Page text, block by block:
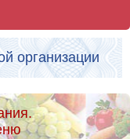
организации